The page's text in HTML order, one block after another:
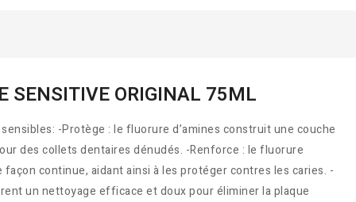
SENSITIVE ORIGINAL 75ML
-Protège : le fluorure d’amines construit une couche
des collets dentaires dénudés. -Renforce : le fluorure
continue, aidant ainsi à les protéger contres les caries. -
un nettoyage efficace et doux pour éliminer la plaque